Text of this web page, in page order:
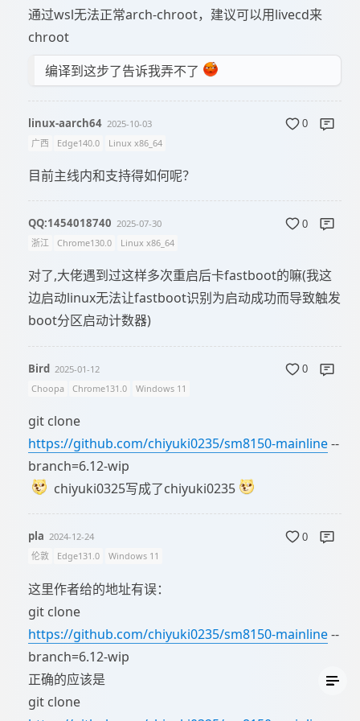
通过wsl无法正常arch-chroot，建议可以用livecd来
chroot
编译到这步了告诉我弄不了
linux-aarch64 2025-10-03
0
广西
Edge140.0 Linux x86_64
目前主线内和支持得如何呢？
QQ:1454018740 2025-07-30
0
浙江
Chrome130.0 Linux x86_64
对了,大佬遇到过这样多次重启后卡fastboot的嘛(我这
边启动linux无法让fastboot识别为启动成功而导致触发
boot分区启动计数器)
Bird 2025-01-12
0
Choopa
Chrome131.0 Windows 11
git clone
https://github.com/chiyuki0235/sm8150-mainline--
branch=6.12-wip
chiyuki0325写成了chiyuki0235
pla 2024-12-24
0
伦敦
Edge131.0 Windows 11
这里作者给的地址有误：
git clone
https://github.com/chiyuki0235/sm8150-mainline--
branch=6.12-wip
正确的应该是
git clone